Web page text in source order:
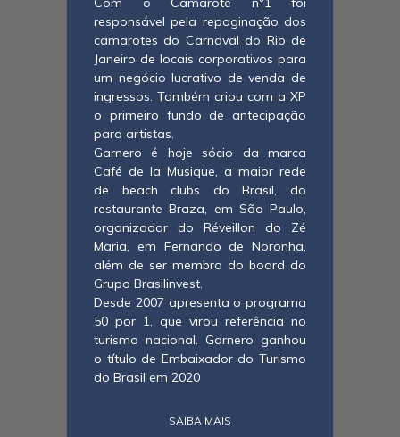
responsável pela repaginação dos
camarotes do Carnaval do Rio de
Janeiro de locais corporativos para
um negócio lucrativo de venda de
ingressos. Também criou com a XP
o primeiro fundo de antecipação
para artistas.
Garnero é hoje sócio da marca
Café de la Musique, a maior rede
de beach clubs do Brasil, do
restaurante Braza, em São Paulo,
organizador do Réveillon do Zé
Maria, em Fernando de Noronha,
além de ser membro do board do
Grupo Brasilinvest.
Desde 2007 apresenta o programa
50 por 1, que virou referência no
turismo nacional. Garnero ganhou
o título de Embaixador do Turismo
do Brasil em 2020
SAIBA MAIS